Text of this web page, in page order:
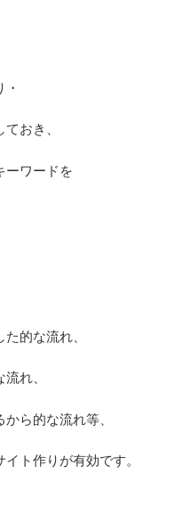
おき、
ーワードを
的な流れ、
れ、
ら的な流れ等、
ト作りが有効です。